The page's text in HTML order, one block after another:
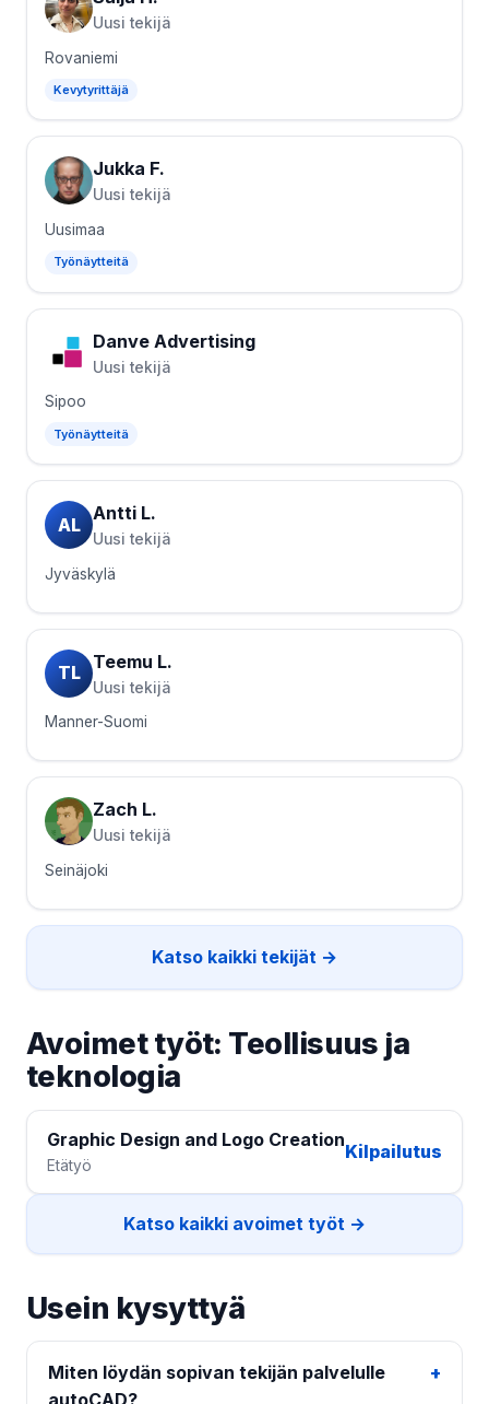
Uusi tekijä
Rovaniemi
Kevytyrittäjä
Jukka F.
Uusi tekijä
Uusimaa
Työnäytteitä
Danve Advertising
Uusi tekijä
Sipoo
Työnäytteitä
AL
Antti L.
Uusi tekijä
Jyväskylä
TL
Teemu L.
Uusi tekijä
Manner-Suomi
Zach L.
Uusi tekijä
Seinäjoki
Katso kaikki tekijät →
Avoimet työt: Teollisuus ja
teknologia
Graphic Design and Logo Creation
Etätyö
Kilpailutus
Katso kaikki avoimet työt →
Usein kysyttyä
Miten löydän sopivan tekijän palvelulle